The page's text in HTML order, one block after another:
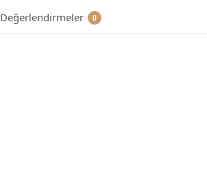
Değerlendirmeler 0